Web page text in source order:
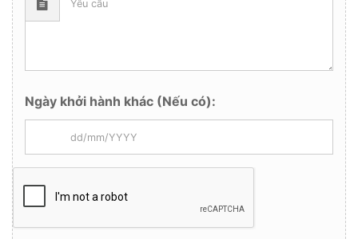
Ngày khởi hành khác (Nếu có):